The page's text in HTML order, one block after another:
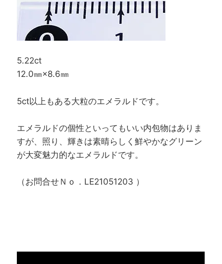
5.22ct
12.0㎜×8.6㎜
5ct以上もある大粒のエメラルドです。
エメラルドの個性といってもいい内包物はありま
すが、照り、輝きは素晴らしく鮮やかなグリーン
が大変魅力的なエメラルドです。
（お問合せＮｏ．LE21051203 ）